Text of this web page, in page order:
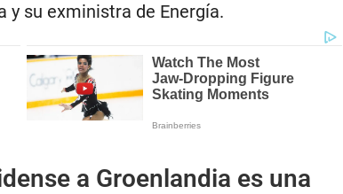
y su exministra de Energía.
a Groenlandia es una